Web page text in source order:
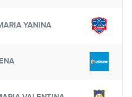
YANINA